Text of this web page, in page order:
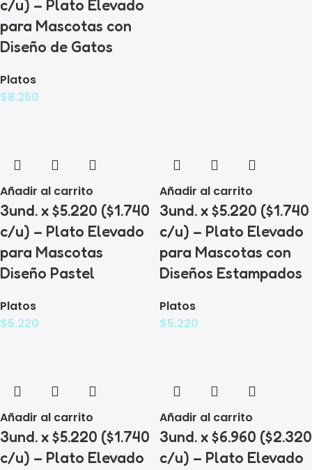
c/u) – Plato Elevado
para Mascotas con
Diseño de Gatos
Platos
$8.250
Añadir al carrito
3und. x $5.220 ($1.740
c/u) – Plato Elevado
para Mascotas
Diseño Pastel
Platos
$5.220
Añadir al carrito
3und. x $5.220 ($1.740
c/u) – Plato Elevado
para Mascotas con
Diseños Estampados
Platos
$5.220
Añadir al carrito
3und. x $5.220 ($1.740
c/u) – Plato Elevado
Añadir al carrito
3und. x $6.960 ($2.320
c/u) – Plato Elevado